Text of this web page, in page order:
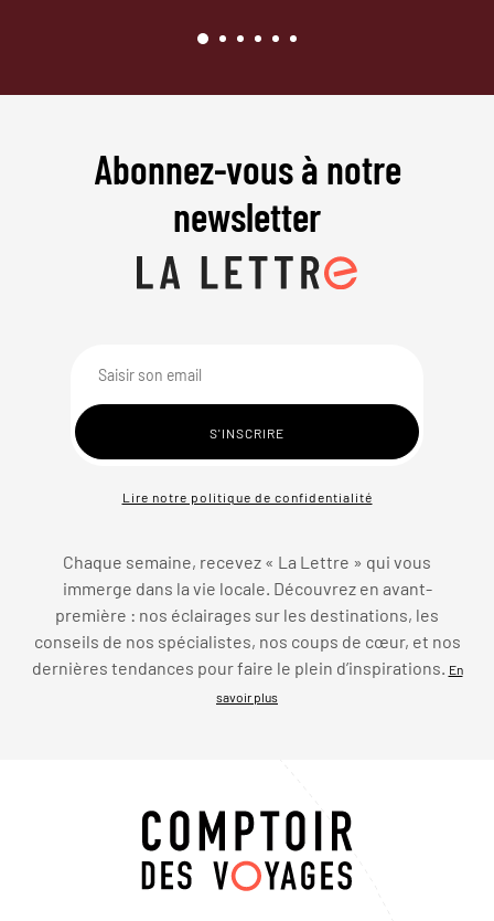
Abonnez-vous à notre
newsletter
Lire notre politique de confidentialité
Chaque semaine, recevez « La Lettre » qui vous
immerge dans la vie locale. Découvrez en avant-
première : nos éclairages sur les destinations, les
conseils de nos spécialistes, nos coups de cœur, et nos
dernières tendances pour faire le plein d’inspirations. En
savoir plus